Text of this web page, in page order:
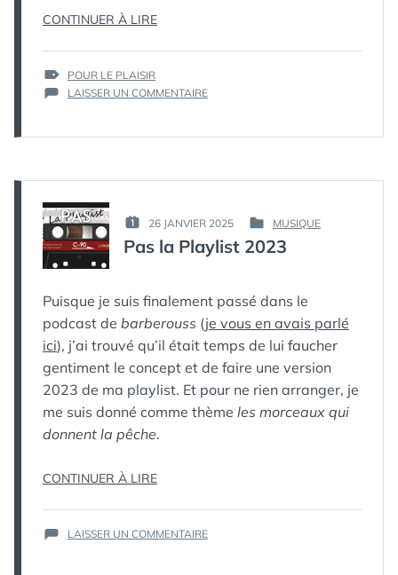
CONTINUER À LIRE« DEUX
ÉTIQUETTES :
POUR LE PLAISIR
LAISSER UN COMMENTAIRESUR
PUBLIÉ
LE :
26 JANVIER 2025
PAR :
КАК
МЁРТВЫЙ
PUBLIÉ
DANS
MUSIQUE
Pas la Playlist 2023
Puisque je suis finalement passé dans le
podcast de barberouss (je vous en avais parlé
ici), j’ai trouvé qu’il était temps de lui faucher
gentiment le concept et de faire une version
2023 de ma playlist. Et pour ne rien arranger, je
me suis donné comme thème les morceaux qui
donnent la pêche.
CONTINUER À LIRE« PAS
2023 »
LAISSER UN COMMENTAIRESUR